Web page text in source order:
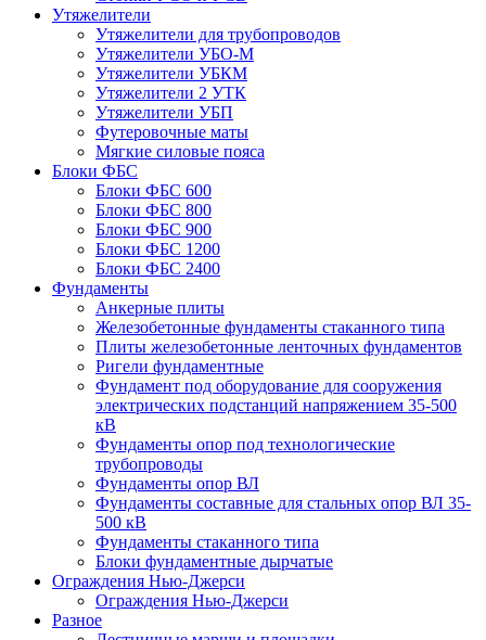
Утяжелители
Утяжелители для трубопроводов
Утяжелители УБО-М
Утяжелители УБКМ
Утяжелители 2 УТК
Утяжелители УБП
Футеровочные маты
Мягкие силовые пояса
Блоки ФБС
Блоки ФБС 600
Блоки ФБС 800
Блоки ФБС 900
Блоки ФБС 1200
Блоки ФБС 2400
Фундаменты
Анкерные плиты
Железобетонные фундаменты стаканного типа
Плиты железобетонные ленточных фундаментов
Ригели фундаментные
Фундамент под оборудование для сооружения
электрических подстанций напряжением 35-500
кВ
Фундаменты опор под технологические
трубопроводы
Фундаменты опор ВЛ
Фундаменты составные для стальных опор ВЛ 35-
500 кВ
Фундаменты стаканного типа
Блоки фундаментные дырчатые
Ограждения Нью-Джерси
Ограждения Нью-Джерси
Разное